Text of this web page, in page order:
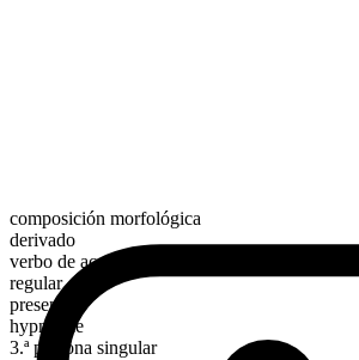
composición morfológica
derivado
verbo de acción
regular
presente
hypnotize
3.ª persona singular